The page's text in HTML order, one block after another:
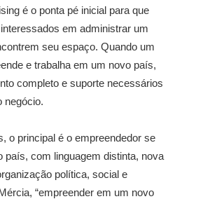
é o ponta pé inicial para que
em administrar um
seu espaço. Quando um
e trabalha em um novo país,
completo e suporte necessários
negócio.
o principal é o empreendedor se
país, com linguagem distinta, nova
política, social e
“empreender em um novo